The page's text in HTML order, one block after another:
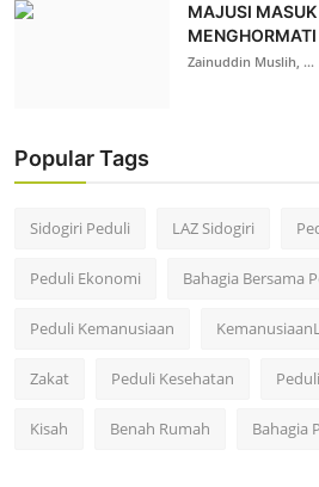
MAJUSI
Zainuddin Muslih, ...
Popular Tags
Sidogiri Peduli LAZ Sidogiri
Peduli Ekonomi Bahagia Bersama
Peduli Kemanusiaan
Zakat Peduli Kesehatan
Kisah Benah Rumah Bahagia